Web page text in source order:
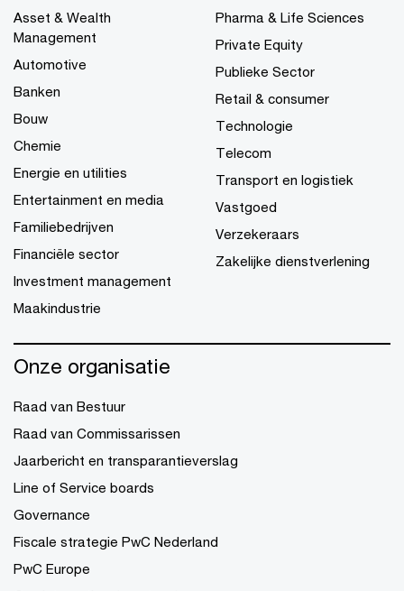
Asset & Wealth
Management
Automotive
Banken
Bouw
Chemie
Energie en utilities
Entertainment en media
Familiebedrijven
Financiële sector
Investment management
Maakindustrie
Pharma & Life Sciences
Private Equity
Publieke Sector
Retail & consumer
Technologie
Telecom
Transport en logistiek
Vastgoed
Verzekeraars
Zakelijke dienstverlening
Onze organisatie
Raad van Bestuur
Raad van Commissarissen
Jaarbericht en transparantieverslag
Line of Service boards
Governance
Fiscale strategie PwC Nederland
PwC Europe